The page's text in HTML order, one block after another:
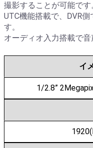
撮影することが可能です
UTC機能搭載で、DVR
す。
オーディオ入力搭載で音
イ
1/2.8”